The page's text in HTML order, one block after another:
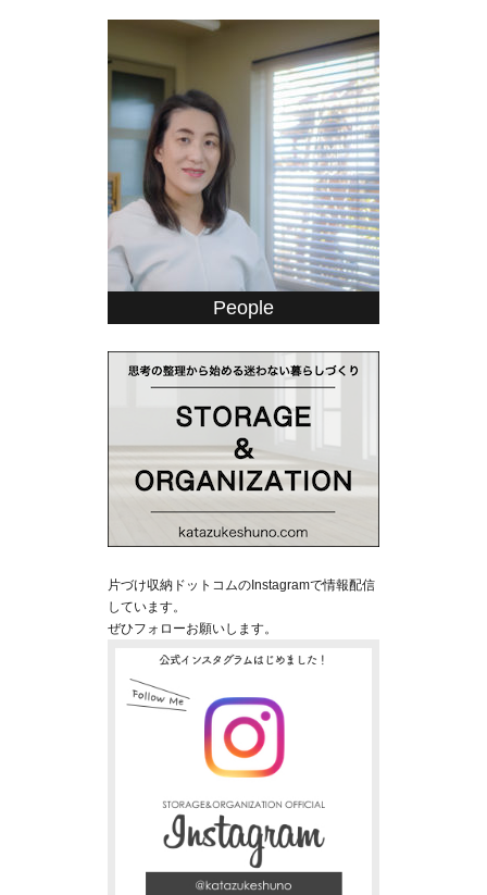
People
片づけ収納ドットコムのInstagramで情報配信
しています。
ぜひフォローお願いします。